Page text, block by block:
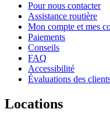
Pour nous contacter
Assistance routière
Mon compte et mes
Paiements
Conseils
FAQ
Accessibilité
Évaluations des
Locations